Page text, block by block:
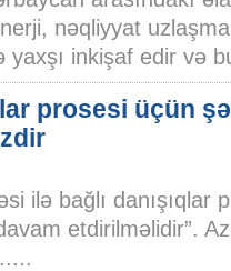
nəqliyyat
inkişaf edir və
prosesi üçün
ilə bağlı danışıqlar
etdirilməlidir”.